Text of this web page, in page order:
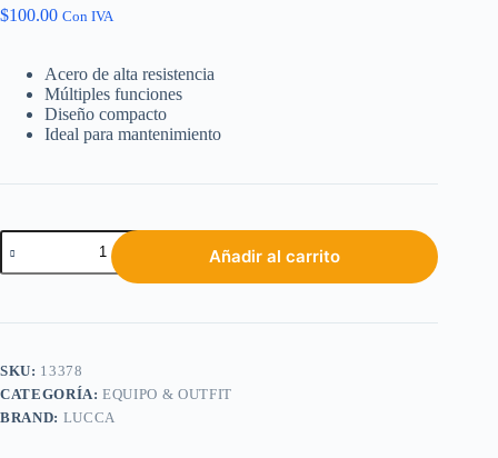
$100.00 Con IVA
Acero de alta resistencia
Múltiples funciones
Diseño compacto
Ideal para mantenimiento
Añadir al carrito
SKU: 13378
CATEGORÍA:EQUIPO & OUTFIT
BRAND: LUCCA